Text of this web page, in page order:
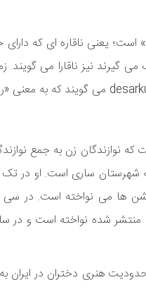
است؛ یعنی ناقاره ای که
گیرند نیز ناقارا می
نوازندگان زن به جمع
گلدسته زارع متولد ۱۳۵۶ متولد سنگده دودانگه
جشن ها می نواخته است.
های گذشته منتشر شده نواخته
هنری دختران در ایران به